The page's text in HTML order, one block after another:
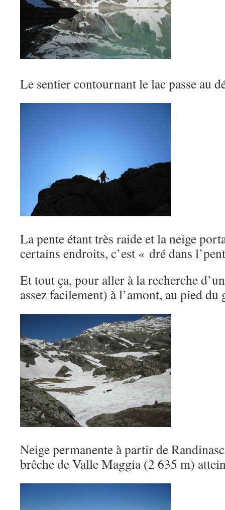
Le sentier contournant le lac passe au
La pente étant très raide et la neige
certains endroits, c’est « dré dans
Et tout ça, pour aller à la recherche
assez facilement) à l’amont, au pied du
Neige permanente à partir de
brêche de Valle Maggia (2 635 m)